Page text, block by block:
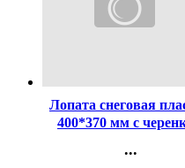
Лопата снеговая
400*370 мм с
наконечником Vega
...